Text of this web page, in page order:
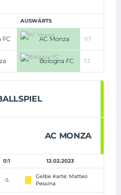
AUSWÄRTS
FC AC Monza 0:1
Bologna FC 1:2
AC MONZA
0:1 12.02.2023
-5.
Gelbe Karte: Matteo
Pessina